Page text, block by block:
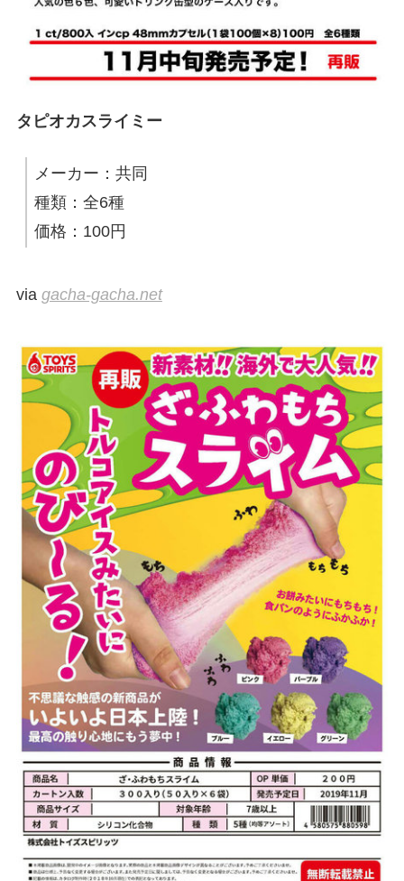
タピオカスライミー
メーカー：共同
種類：全6種
価格：100円
via gacha-gacha.net